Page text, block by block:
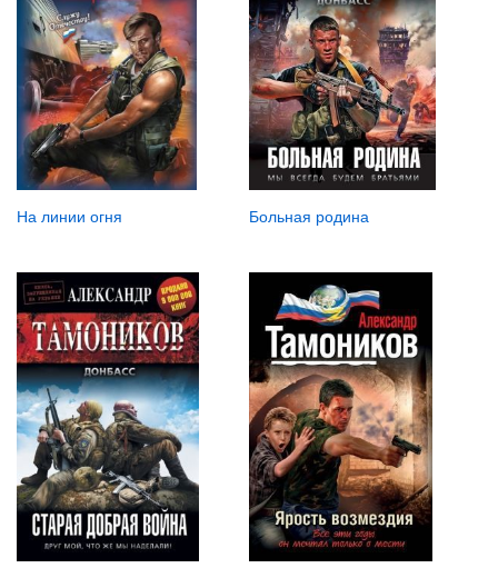
На линии огня Больная родина